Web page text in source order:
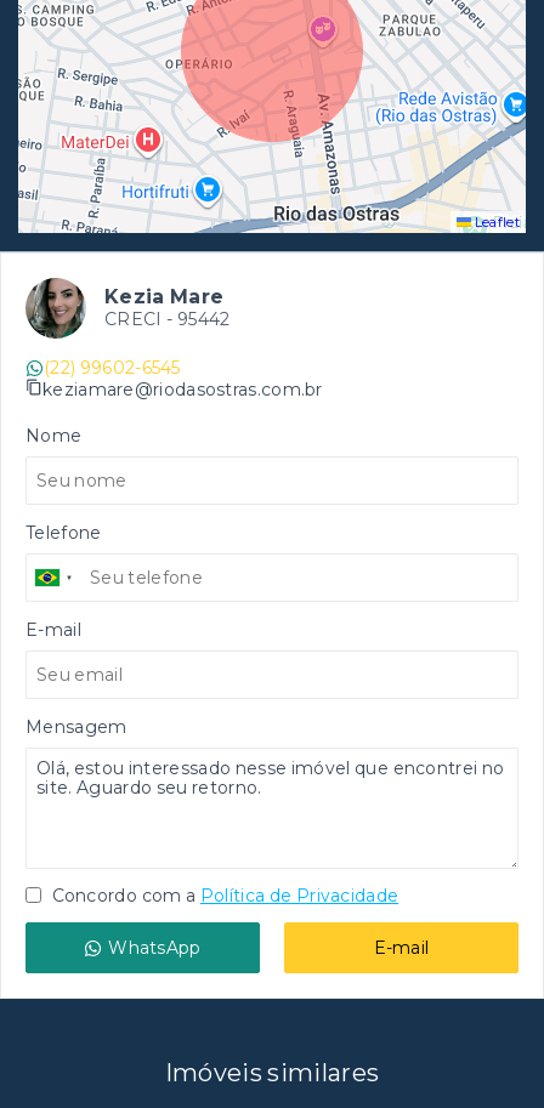
Leaflet
Kezia Mare
CRECI - 95442
(22) 99602-6545
keziamare@riodasostras.com.br
Nome
Telefone
E-mail
Mensagem
Concordo com a Política de Privacidade
WhatsApp E-mail
Imóveis similares